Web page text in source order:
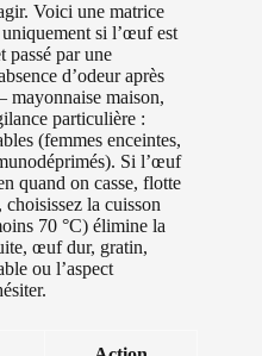
Voici une matrice
uniquement si l’œuf est
passé par une
d’odeur après
mayonnaise maison,
particulière :
(femmes enceintes,
Si l’œuf
quand on casse, flotte
la cuisson
70 °C) élimine la
œuf dur, gratin,
ou l’aspect